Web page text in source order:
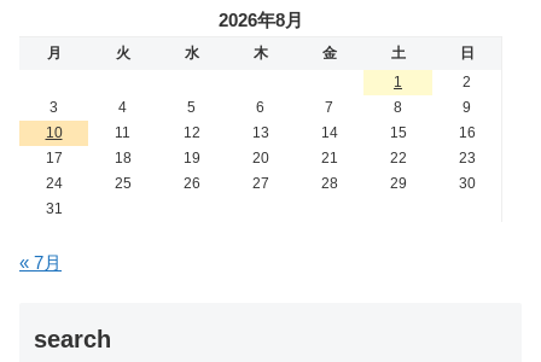
2026年8月
月 火 水 木 金 土
日
1
2
3
4 5 6 7 8
9
10
11 12 13 14 15
16
17
18 19 20 21 22
23
24
25 26 27 28 29
30
31
« 7月
search